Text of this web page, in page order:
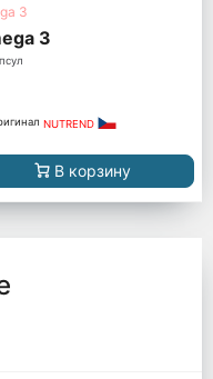
3
3
NUTREND
В корзину